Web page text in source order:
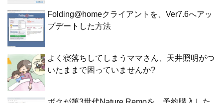
Folding@homeクライアントを、Ver7.6へアッ
プデートした方法
よく寝落ちしてしまうママさん、天井照明がつ
いたままで困っていませんか?